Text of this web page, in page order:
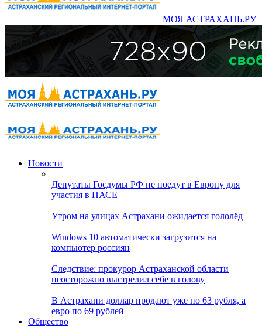
МОЯ АСТРАХАНЬ.РУ
Новости
Депутаты Госдумы РФ не поедут в Европу для
участия в ПАСЕ
Утром на улицах Астрахани ожидается гололёд
Windows 10 автоматически загрузится на
компьютер россиян
Следствие: прокурор Астраханской области
неосторожно выстрелил себе в голову
В Астрахани доллар продают уже по 63 рубля, а
евро по 69 рублей
Общество